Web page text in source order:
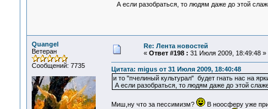
А если разобраться, то людям даже до этой
Quangel
Ветеран
Сообщений: 7735
Re: Лента новостей
« Ответ #198 : 31 Июля 2009, 18:49:48 »
Цитата: migus от 31 Июля 2009, 18:40:48
и то "пчелиный культурал" будет гнать нас на
А если разобраться, то людям даже до этой
Миш,ну что за пессимизм?
В ноосферу уже